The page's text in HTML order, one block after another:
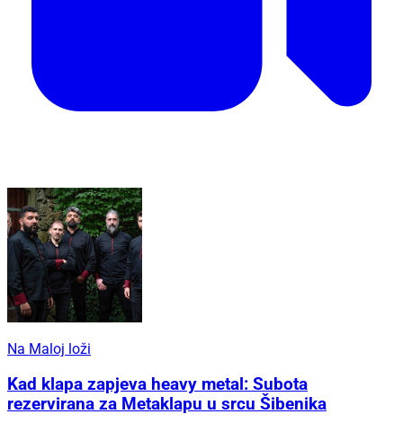
Na Maloj loži
Kad klapa zapjeva heavy metal: Subota
rezervirana za Metaklapu u srcu Šibenika